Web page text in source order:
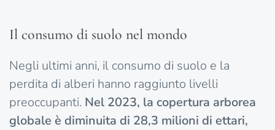
Il consumo di suolo nel mondo
Negli ultimi anni, il consumo di suolo e la
perdita di alberi hanno raggiunto livelli
preoccupanti. Nel 2023, la copertura arborea
globale è diminuita di 28,3 milioni di ettari,